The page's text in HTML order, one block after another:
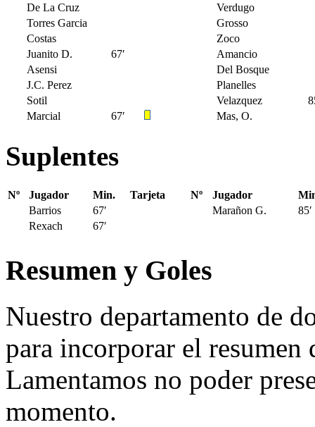
De La Cruz
Verdugo
Torres Garcia
Grosso
Costas
Zoco
Juanito D.
67′
Amancio
Asensi
Del Bosque
J.C. Perez
Planelles
Sotil
Velazquez
Marcial
67′ Mas, O.
Suplentes
Nº Jugador Min. Tarjeta Nº Jugador
Barrios
67′ Marañon G.
85′
Rexach
67′
Resumen y Goles
Nuestro departamento de
para incorporar el
Lamentamos no poder
momento.